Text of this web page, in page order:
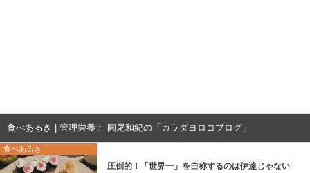
食べあるき | 管理栄養士 圓尾和紀の「カラダヨロコブログ」
食べあるき
圧倒的！「世界一」を自称するのは伊達じゃない